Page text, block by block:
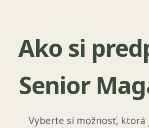
Ako si
Senior
Vyberte si možnosť, ktorá